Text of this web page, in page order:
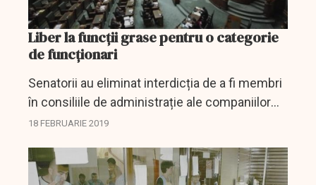
Liber la funcții grase pentru o categorie
de funcționari
Senatorii au eliminat interdicția de a fi membri
în consiliile de administrație ale companiilor
statului pentru funcționarii publici
vor putea fi...
18 FEBRUARIE 2019